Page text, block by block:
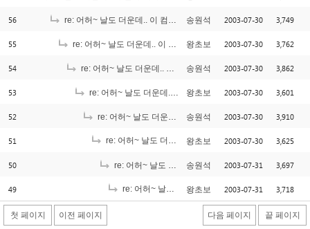
56 re: 어허~ 날도 더운데.. 이 컴이 왜이러시나~ 송원석 2003-07-30 3,749
55 re: 어허~ 날도 더운데.. 이 컴이 왜이러시나~ 왕초보 2003-07-30 3,762
54 re: 어허~ 날도 더운데.. 이 컴이 왜이러시나~ 송원석 2003-07-30 3,862
53 re: 어허~ 날도 더운데.. 이 컴이 왜이러시나~ 왕초보 2003-07-30 3,601
52 re: 어허~ 날도 더운데.. 이 컴이 왜이러시나~ 송원석 2003-07-30 3,910
51 re: 어허~ 날도 더운데.. 이 컴이 왜이러시나~ 왕초보 2003-07-30 3,625
50 re: 어허~ 날도 더운데.. 이 컴이 왜이러시나~ 송원석 2003-07-31 3,697
49 re: 어허~ 날도 더운데.. 이 컴이 왜이러시나~ [2]
왕초보 2003-07-31 3,718
첫 페이지 이전 페이지 다음 페이지 끝 페이지